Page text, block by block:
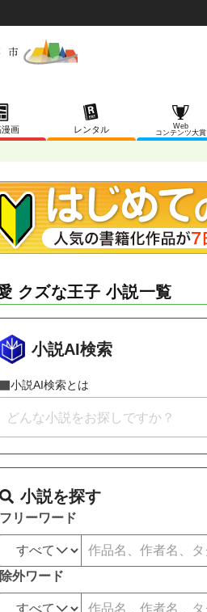
画 レンタル
Web
コンテンツ大賞
クズな王子 小説一覧
小説AI検索
小説AI検索とは
小説を探す
フリーワード
除外ワード